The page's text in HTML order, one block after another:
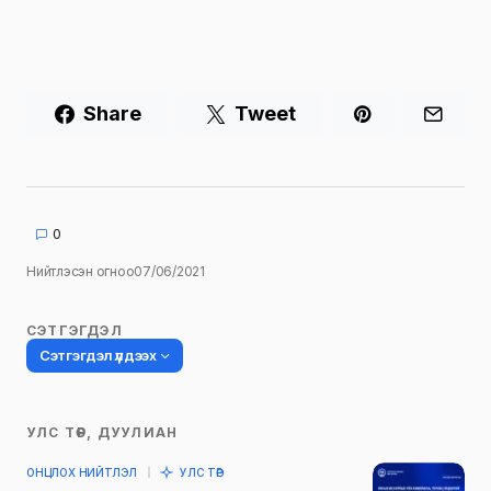
Share Tweet
0
Нийтлэсэн огноо07/06/2021
СЭТГЭГДЭЛ
Сэтгэгдэл үлдээх
Таны имэйл хаягийг нийтлэхгүй.
УЛС ТӨР, ДУУЛИАН
ОНЦЛОХ НИЙТЛЭЛ УЛС ТӨР